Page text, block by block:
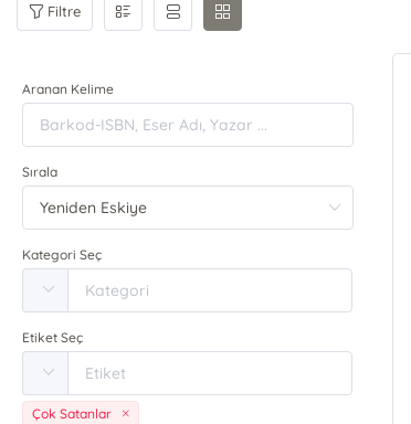
Filtre
Aranan Kelime
Sırala
Kategori Seç
Etiket Seç
Çok Satanlar